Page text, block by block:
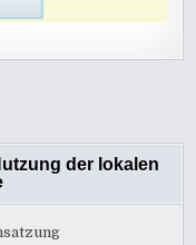
der lokalen